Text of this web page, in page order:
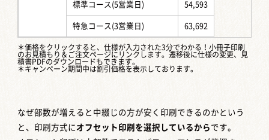
標準コース(5営業日) 54,593
特急コース(3営業日) 63,692
＊価格をクリックすると、仕様が入力された3分でわかる！小冊子印刷
のお見積もり＆ご注文ページにリンクします。遷移後に仕様の変更、見
積書PDFのダウンロードもできます。
＊キャンペーン期間中は割引価格を表示しております。
なぜ部数が増えると中綴じの方が安く印刷できるのかという
と、印刷方式に オフセット印刷を選択しているから です。